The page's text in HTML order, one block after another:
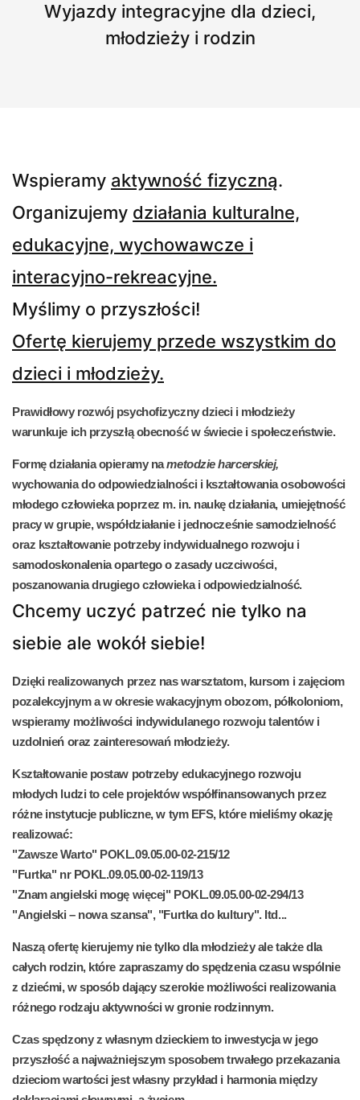
Wyjazdy integracyjne dla dzieci,
młodzieży i rodzin
Wspieramy aktywność fizyczną.
Organizujemy działania kulturalne,
edukacyjne, wychowawcze i
interacyjno-rekreacyjne.
Myślimy o przyszłości!
Ofertę kierujemy przede wszystkim do
dzieci i młodzieży.
Prawidłowy rozwój psychofizyczny dzieci i młodzieży
warunkuje ich przyszłą obecność w świecie i społeczeństwie.
Formę działania opieramy nametodzie harcerskiej,
wychowania do odpowiedzialności i kształtowania osobowości
młodego człowieka poprzez m. in. naukę działania, umiejętność
pracy w grupie, współdziałaniei jednocześniesamodzielność
oraz kształtowanie potrzeby indywidualnego rozwoju i
samodoskonaleniaopartego o zasady uczciwości,
poszanowania drugiego człowieka i odpowiedzialność.
Chcemy uczyć patrzeć nie tylko na
siebie ale wokół siebie!
Dzięki realizowanych przez naswarsztatom, kursom i zajęciom
pozalekcyjnyma w okresie wakacyjnymobozom, półkoloniom,
wspieramy możliwości indywidulanego rozwoju talentów i
uzdolnień oraz zainteresowań młodzieży.
Kształtowanie postaw potrzeby edukacyjnego rozwoju
młodych ludzi to cele projektówwspółfinansowanych przez
różne instytucje publiczne, w tym EFS, które mieliśmy okazję
realizować:
"Zawsze Warto" POKL.09.05.00-02-215/12
"Furtka" nr POKL.09.05.00-02-119/13
"Znam angielski mogę więcej" POKL.09.05.00-02-294/13
"Angielski – nowa szansa", "Furtka do kultury". Itd...
Naszą ofertę kierujemy nie tylko dla młodzieży ale także dla
całych rodzin,które zapraszamy do spędzenia czasu wspólnie
z dziećmi, w sposób dający szerokie możliwości realizowania
różnego rodzaju aktywności w gronie rodzinnym.
Czas spędzony z własnym dzieckiem to inwestycja w jego
przyszłość a najważniejszym sposobem trwałego przekazania
dzieciom wartości jest własny przykład i harmonia między